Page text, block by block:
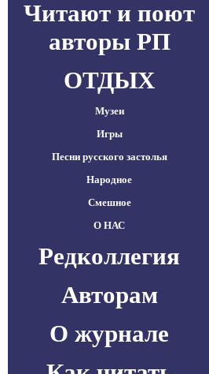
Читают и поют
авторы РП
ОТДЫХ
Музеи
Игры
Песни русского застолья
Народное
Смешное
О НАС
Редколлегия
Авторам
О журнале